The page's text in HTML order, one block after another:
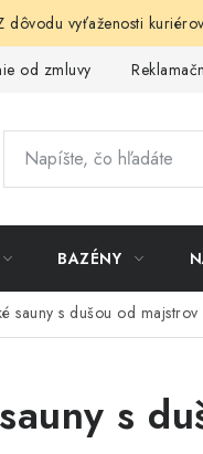
dôvodu vyťaženosti
od zmluvy
BAZÉNY
sauny s dušou od
s